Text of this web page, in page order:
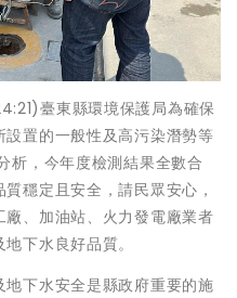
臺東縣環境保護局為確保
置的一般性及高污染潛勢等
析，今年度檢測結果全數合
穩定且安全，請民眾安心，
、加油站、火力發電廠業者
下水良好品質。
下水安全是縣政府重要的施